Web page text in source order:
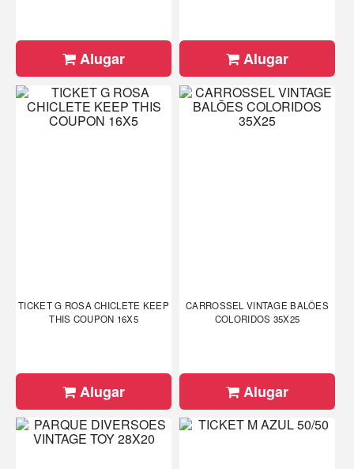
Alugar Alugar
TICKET G ROSA CHICLETE KEEP
THIS COUPON 16X5
Alugar
CARROSSEL VINTAGE BALÕES
COLORIDOS 35X25
Alugar